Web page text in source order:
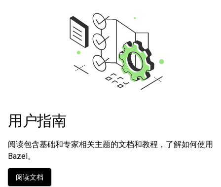
用户指南
阅读包含基础和专家相关主题的文档和教程，了解如何使用
Bazel。
阅读文档